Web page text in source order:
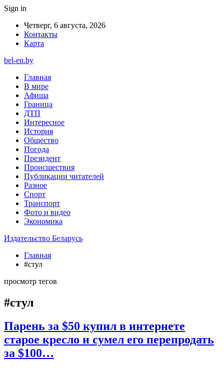
Sign in
Четверг, 6 августа, 2026
Контакты
Карта
bel-en.by
Главная
В мире
Афиша
Граница
ДТП
Интересное
История
Общество
Погода
Президент
Происшествия
Публикации читателей
Разное
Спорт
Транспорт
Фото и видео
Экономика
Издательство Беларусь
Главная
#стул
просмотр тегов
#стул
Парень за $50 купил в интернете
старое кресло и сумел его перепродать
за $100…